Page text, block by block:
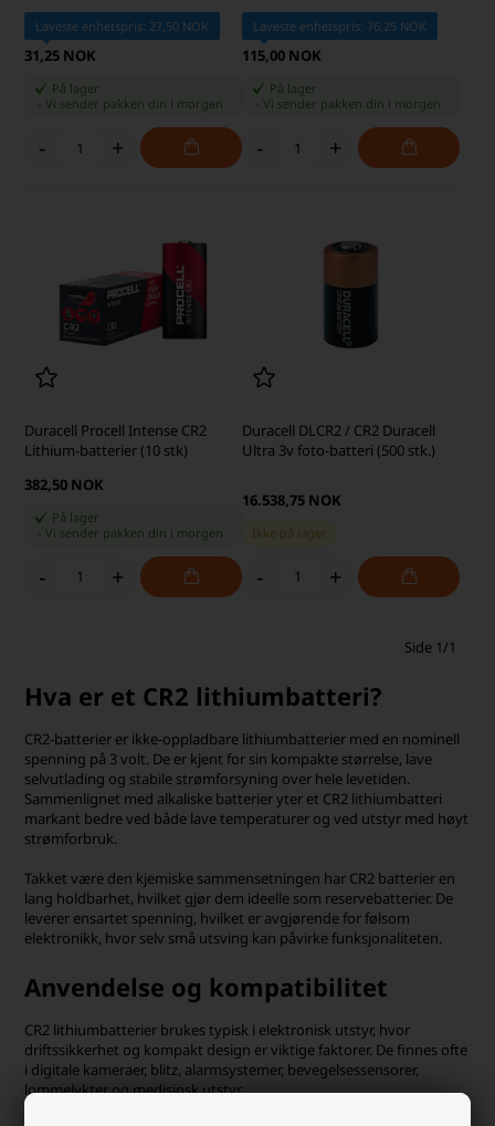
Laveste enhetspris: 27,50 NOK
31,25 NOK
På lager
-Vi sender pakken din i morgen
- +
Laveste enhetspris: 76,25 NOK
115,00 NOK
På lager
Vi sender pakken din i morgen
- +
Duracell Procell Intense CR2
Lithium-batterier (10 stk)
382,50 NOK
På lager
-Vi sender pakken din i morgen
- +
Duracell DLCR2 / CR2 Duracell
Ultra 3v foto-batteri (500 stk.)
16.538,75 NOK
Ikke på lager
- +
Side 1/1
Hva er et CR2 lithiumbatteri?
CR2-batterier er ikke-oppladbare lithiumbatterier med en nominell
spenning på 3 volt. De er kjent for sin kompakte størrelse, lave
selvutlading og stabile strømforsyning over hele levetiden.
Sammenlignet med alkaliske batterier yter et CR2 lithiumbatteri
markant bedre ved både lave temperaturer og ved utstyr med høyt
strømforbruk.
Takket være den kjemiske sammensetningen har CR2 batterier en
lang holdbarhet, hvilket gjør dem ideelle som reservebatterier. De
leverer ensartet spenning, hvilket er avgjørende for følsom
elektronikk, hvor selv små utsving kan påvirke funksjonaliteten.
Anvendelse og kompatibilitet
CR2 lithiumbatterier brukes typisk i elektronisk utstyr, hvor
driftssikkerhet og kompakt design er viktige faktorer. De finnes ofte
i digitale kameraer, blitz, alarmsystemer, bevegelsessensorer,
lommelykter og medisinsk utstyr.